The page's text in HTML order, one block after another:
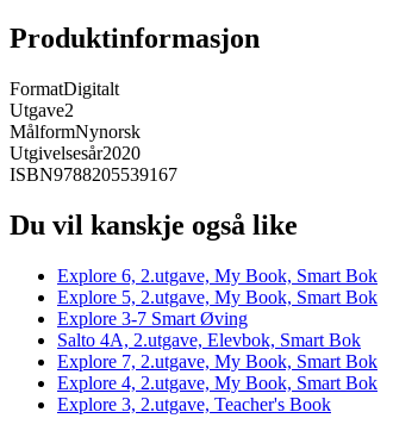
Produktinformasjon
FormatDigitalt
Utgave2
MålformNynorsk
Utgivelsesår2020
ISBN9788205539167
Du vil kanskje også like
Explore 6, 2.utgave, My Book, Smart Bok
Explore 5, 2.utgave, My Book, Smart Bok
Explore 3-7 Smart Øving
Salto 4A, 2.utgave, Elevbok, Smart Bok
Explore 7, 2.utgave, My Book, Smart Bok
Explore 4, 2.utgave, My Book, Smart Bok
Explore 3, 2.utgave, Teacher's Book